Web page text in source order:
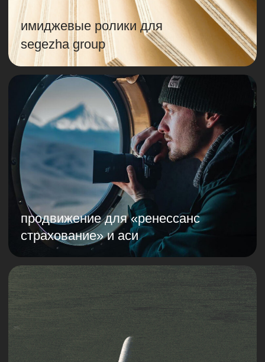
страхование» и аси
презентационный ролик maxima
telecom
рекламный ролик для porotherm